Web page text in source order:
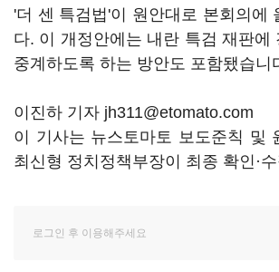
'더 센 특검법'이 원안대로 본회의에
다. 이 개정안에는 내란 특검 재판에
중계하도록 하는 방안도 포함됐습니
이진하 기자 jh311@etomato.com
이 기사는 뉴스토마토 보도준칙 및
최신형 정치정책부장이 최종 확인·